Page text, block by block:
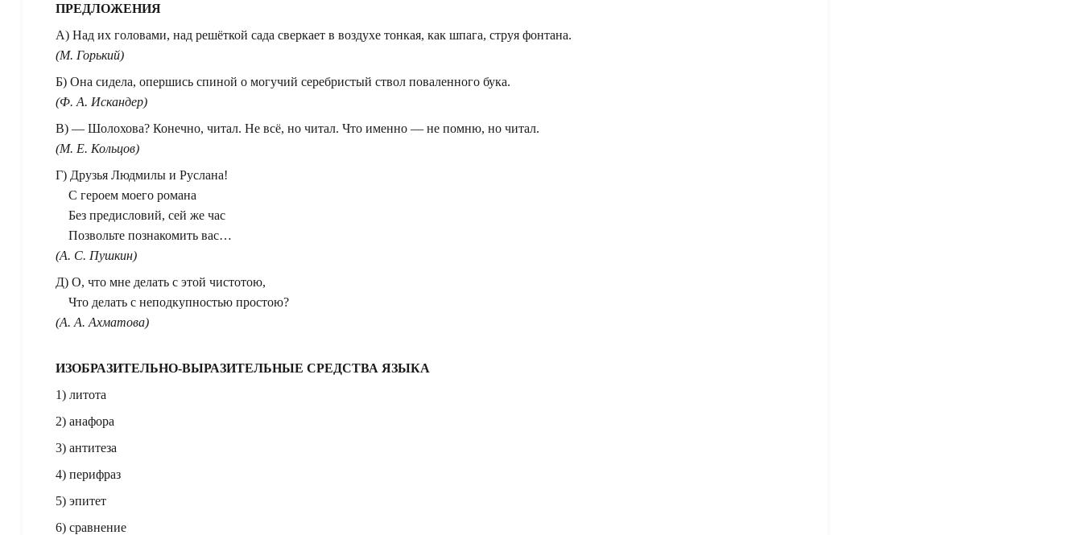
ПРЕДЛОЖЕНИЯ
А) Над их головами, над решёткой сада сверкает в воздухе тонкая, как шпага, струя фонтана.
(М. Горький)
Б) Она сидела, опершись спиной о могучий серебристый ствол поваленного бука.
(Ф. А. Искандер)
В) — Шолохова? Конечно, читал. Не всё, но читал. Что именно — не помню, но читал.
(М. Е. Кольцов)
Г) Друзья Людмилы и Руслана!
С героем моего романа
Без предисловий, сей же час
Позвольте познакомить вас…
(А. С. Пушкин)
Д) О, что мне делать с этой чистотою,
Что делать с неподкупностью простою?
(А. А. Ахматова)
ИЗОБРАЗИТЕЛЬНО-ВЫРАЗИТЕЛЬНЫЕ СРЕДСТВА ЯЗЫКА
1) литота
2) анафора
3) антитеза
4) перифраз
5) эпитет
6) сравнение